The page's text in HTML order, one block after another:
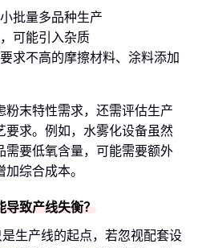
批量多品种生产
可能引入杂质
求不高的摩擦材料、涂料添加
粉末特性需求，还需评估生产
要求。例如，水雾化设备虽然
需要低氧含量，可能需要额外
综合成本。
致产线失衡？
生产线的起点，若忽视配套设